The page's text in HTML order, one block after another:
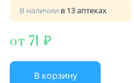
В наличии в 13 аптеках
от 71
В корзину